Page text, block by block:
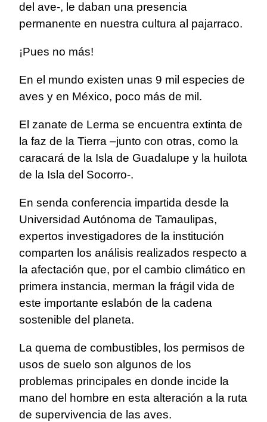
del ave-, le daban una presencia
permanente en nuestra cultura al pajarraco.
¡Pues no más!
En el mundo existen unas 9 mil especies de
aves y en México, poco más de mil.
El zanate de Lerma se encuentra extinta de
la faz de la Tierra –junto con otras, como la
caracará de la Isla de Guadalupe y la huilota
de la Isla del Socorro-.
En senda conferencia impartida desde la
Universidad Autónoma de Tamaulipas,
expertos investigadores de la institución
comparten los análisis realizados respecto a
la afectación que, por el cambio climático en
primera instancia, merman la frágil vida de
este importante eslabón de la cadena
sostenible del planeta.
La quema de combustibles, los permisos de
usos de suelo son algunos de los
problemas principales en donde incide la
mano del hombre en esta alteración a la ruta
de supervivencia de las aves.